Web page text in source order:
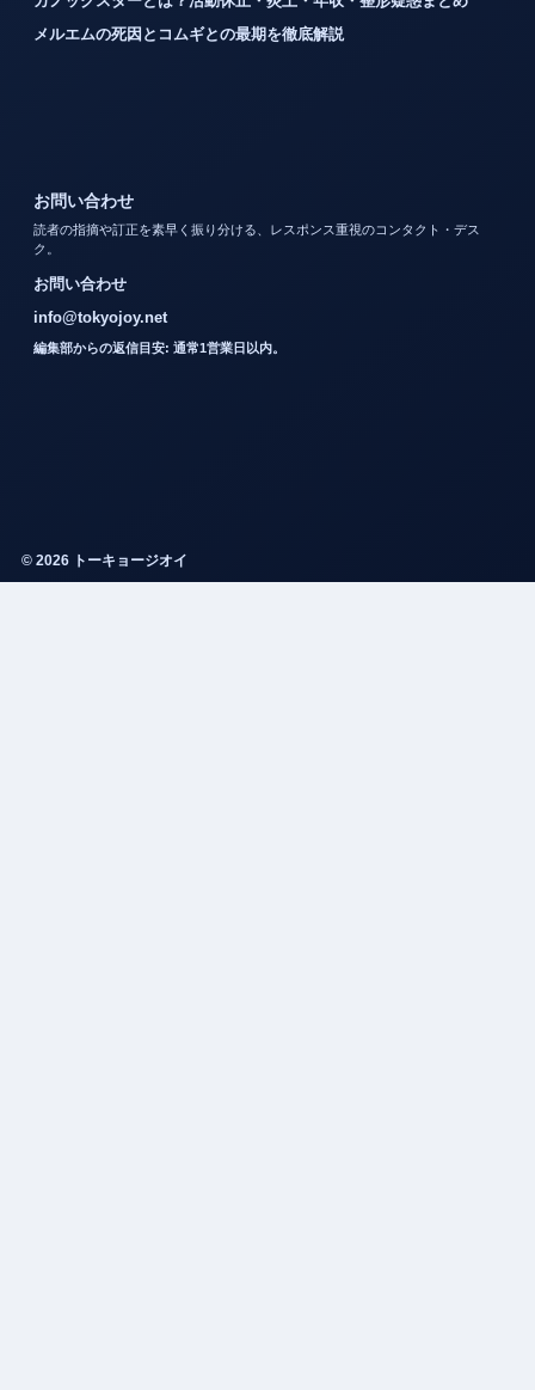
メルエムの死因とコムギとの最期を徹底解説
お問い合わせ
読者の指摘や訂正を素早く振り分ける、レスポンス重視のコンタクト・デス
ク。
お問い合わせ
info@tokyojoy.net
編集部からの返信目安: 通常1営業日以内。
© 2026 トーキョージオイ